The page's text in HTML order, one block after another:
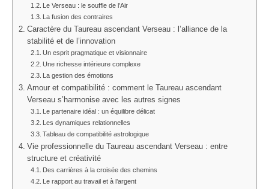
Le Verseau : le souffle de l’Air
La fusion des contraires
Caractère du Taureau ascendant Verseau : l’alliance de la
stabilité et de l’innovation
Un esprit pragmatique et visionnaire
Une richesse intérieure complexe
La gestion des émotions
Amour et compatibilité : comment le Taureau ascendant
Verseau s’harmonise avec les autres signes
Le partenaire idéal : un équilibre délicat
Les dynamiques relationnelles
Tableau de compatibilité astrologique
Vie professionnelle du Taureau ascendant Verseau : entre
structure et créativité
Des carrières à la croisée des chemins
Le rapport au travail et à l’argent